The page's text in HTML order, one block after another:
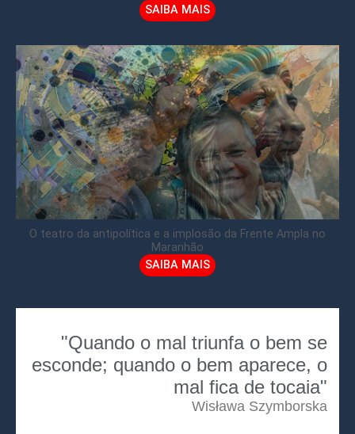
SAIBA MAIS
O teatro da antipolítica e a implosão da Frente Ampla no
Maranhão
SAIBA MAIS
"Quando o mal triunfa o bem se
esconde; quando o bem aparece, o
mal fica de tocaia"
Wisława Szymborska